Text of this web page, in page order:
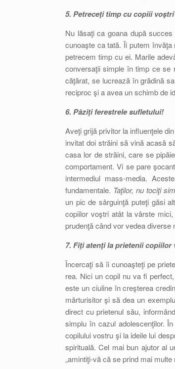
5. Petreceţi timp cu copiii voştri
Nu lăsaţi ca goana după
cunoaşte ca tată. Îi putem
petrecem timp cu ei. Marile
conversaţii simple în timp ce se
căţărat, se lucrează în grădină
reciproc şi a avea un schimb de
6. Păziţi ferestrele sufletului!
Aveţi grijă privitor la influenţele
invitat doi străini să vină acasă
casa lor de străini, care se
comportament. Vi se pare
intermediul mass-media.
fundamentale. Taţilor, nu tociţi
un pic de sârguinţă puteţi găsi
copiilor voştri atât la vârste
prudenţă când vor vedea diverse
7. Fiţi atenţi la prietenii copiilor
Încercaţi să îi cunoaşteţi pe
rea. Nici un copil nu va fi
este un ciuline în creşterea
mărturisitor şi să dea un
direct cu prietenul său,
simplu în cazul adolescenţilor.
copilului vostru şi la ideile lui
spirituală. Cel mai bun ajutor al
„amintiţi-vă că se prind mai